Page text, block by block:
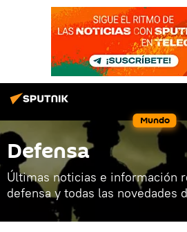
Mundo
Defensa
Últimas noticias e información
defensa y todas las novedades